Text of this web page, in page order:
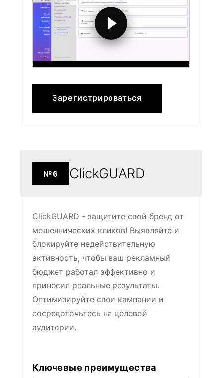
Зарегистрироваться
№6 ClickGUARD
ClickGUARD - защитите свой бренд от
мошеннических кликов! Выявляйте и
блокируйте недействительную
активность, чтобы ваш рекламный
бюджет работал эффективно и
приносил реальные результаты.
Оптимизируйте свои кампании и
сосредоточьтесь на целевой
аудитории.
Ключевые преимущества